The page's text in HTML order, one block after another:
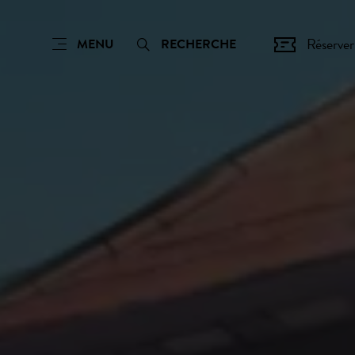
MENU RECHERCHE Réserver